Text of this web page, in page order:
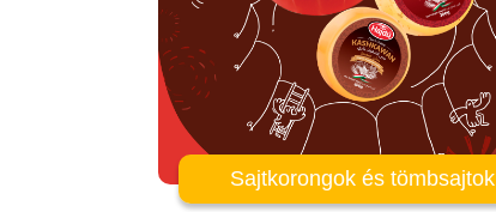
Sajtkorongok és tömbsajtok